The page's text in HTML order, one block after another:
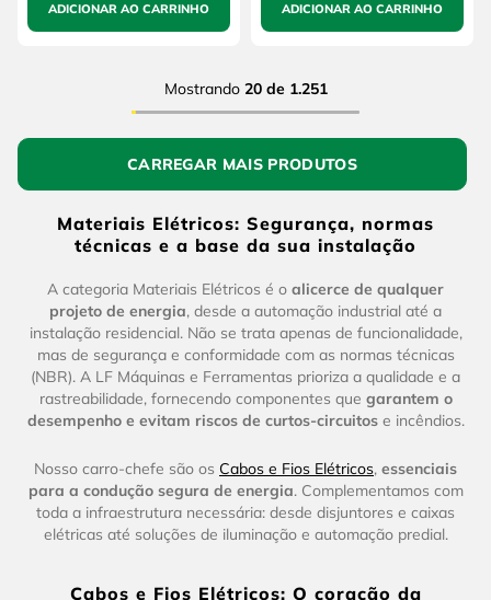
ADICIONAR AO CARRINHO ADICIONAR AO CARRINHO
Mostrando 20 de 1.251
Materiais Elétricos: Segurança, normas
técnicas e a base da sua instalação
A categoria Materiais Elétricos é o alicerce de qualquer
projeto de energia, desde a automação industrial até a
instalação residencial. Não se trata apenas de funcionalidade,
mas de segurança e conformidade com as normas técnicas
(NBR). A LF Máquinas e Ferramentas prioriza a qualidade e a
rastreabilidade, fornecendo componentes que garantem o
desempenho e evitam riscos de curtos-circuitose incêndios.
Nosso carro-chefe são os Cabos e Fios Elétricos, essenciais
para a condução segura de energia. Complementamos com
toda a infraestrutura necessária: desde disjuntores e caixas
elétricas até soluções de iluminação e automação predial.
Cabos e Fios Elétricos: O coração da